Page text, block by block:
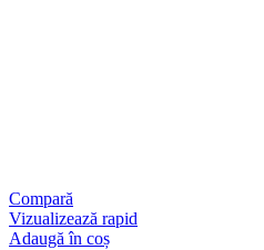
Compară
Vizualizează rapid
Adaugă în coș